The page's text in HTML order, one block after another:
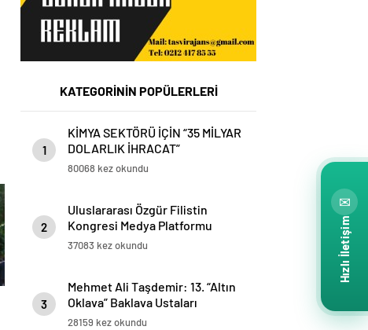
KATEGORİNİN POPÜLERLERİ
1
KİMYA SEKTÖRÜ İÇİN “35 MİLYAR
DOLARLIK İHRACAT”
HEDEFLENİYOR
80068 kez okundu
2
Uluslararası Özgür Filistin
Kongresi Medya Platformu
Tarafından Düzenlenecek
37083 kez okundu
3
Mehmet Ali Taşdemir: 13. “Altın
Oklava” Baklava Ustaları
Yarışması ve “Baklava Festivali”
28159 kez okundu
✉
Hızlı İletişim